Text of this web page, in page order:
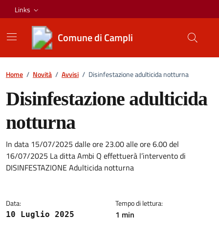
Vai ai contenuti
Vai al footer
Links
Comune di Campli
Home / Novità / Avvisi / Disinfestazione adulticida notturna
Disinfestazione adulticida
notturna
Dettagli della notizia
In data 15/07/2025 dalle ore 23.00 alle ore 6.00 del
16/07/2025 La ditta Ambi Q effettuerà l’intervento di
DISINFESTAZIONE Adulticida notturna
Data:
10 Luglio 2025
Tempo di lettura:
1 min